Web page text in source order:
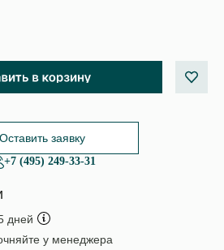
Оставить заявку
+7 (495) 249-33-31
дней
у менеджера